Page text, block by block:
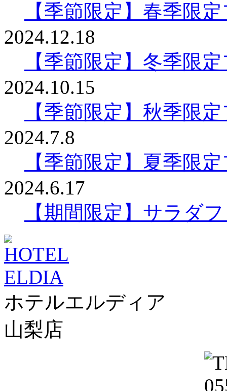
【季節限定】春季限
2024.12.18
【季節限定】冬季限
2024.10.15
【季節限定】秋季限
2024.7.8
【季節限定】夏季限
2024.6.17
【期間限定】サラダ
ホテルエルディア
山梨店